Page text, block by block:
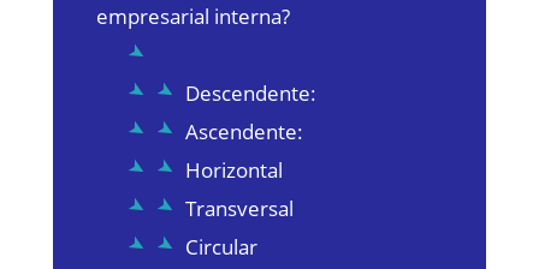
empresarial interna?
Descendente:
Ascendente:
Horizontal
Transversal
Circular